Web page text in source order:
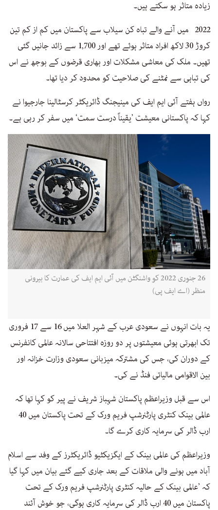
زیادہ متاثر ہو سکتے ہیں۔
2022 میں آنے والے تباہ کن سیلاب سے پاکستان میں کم از کم تین
کروڑ 30 لاکھ افراد متاثر ہوئے تھے اور 1,700 سے زائد جانیں گئی
تھیں۔ ملک کی معاشی مشکلات اور بھاری قرضوں کے بوجھ نے اس
کی تباہی سے نمٹنے کی صلاحیت کو محدود کر دیا تھا۔
رواں ہفتے آئی ایم ایف کی مینیجنگ ڈائریکٹر کرسٹالینا جارجیوا نے
کہا کہ پاکستانی معیشت ’یقیناً درست سمت‘ میں سفر کر رہی ہے۔
26 جنوری 2022 کو واشنگٹن میں آئی ایم ایف کی عمارت کا بیرونی
منظر (اے ایف پی)
یہ بات انہوں نے سعودی عرب کے شہر العلا میں 16 سے 17 فروری
تک ابھرتی ہوئی معیشتوں پر دو روزہ افتتاحی سالانہ عالمی کانفرنس
کے دوران کی، جس کی مشترکہ میزبانی سعودی وزارت خزانہ اور
بین الاقوامی مالیاتی فنڈ نے کی۔
اس سے قبل وزیراعظم پاکستان شہباز شریف نے پیر کو کہا تھا کہ
عالمی بینک کنٹری پارٹنرشپ فریم ورک کے تحت پاکستان میں 40
ارب ڈالر کی سرمایہ کاری کرے گا۔
وزیراعظم کی عالمی بینک کے ایگزیکٹیو ڈائریکٹرز کے وفد سے اسلام
آباد میں ہونے والی ملاقات کے بعد جاری کیے گئے بیان میں کہا گیا
کہ ’عالمی بینک کے حالیہ کنٹری پارٹنرشپ فریم ورک کے تحت
پاکستان میں 40 ارب ڈالر کی سرمایہ کاری ہوگی، جو خوش آئند